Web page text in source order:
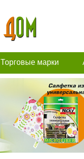
Торговые марки